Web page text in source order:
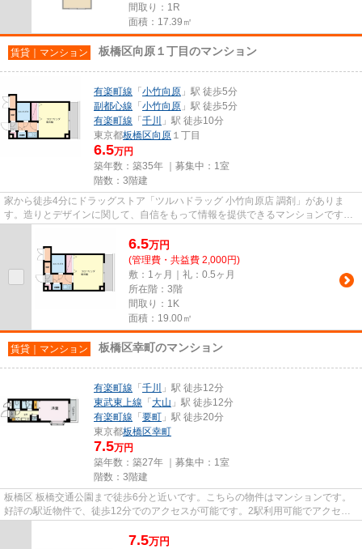
間取り：1R
面積：17.39㎡
賃貸｜マンション 板橋区向原１丁目のマンション
有楽町線 「 小竹向原 」駅 徒歩5分
副都心線 「 小竹向原 」駅 徒歩5分
有楽町線 「 千川
」駅 徒歩10分
東京都板橋区向原 １丁目
6.5万円
築年数：築35年 ｜募集中： 1室
階数：3階建
家から徒歩4分にドラッグストア「ツルハドラッグ 小竹向原店 調剤」がありま
す。造りとデザインに関して、自信をもって情報を提供できるマンションです。
6.5万円
(管理費・共益費 2,000円)
敷：1ヶ月｜礼：0.5ヶ月
所在階：3階
間取り：1K
面積：19.00㎡
賃貸｜マンション 板橋区幸町のマンション
有楽町線 「 千川
」駅 徒歩12分
東武東上線 「 大山 」駅 徒歩12分
有楽町線 「 要町 」駅 徒歩20分
東京都板橋区幸町
7.5万円
築年数：築27年 ｜募集中： 1室
階数：3階建
板橋区 板橋交通公園まで徒歩6分と近いです。こちらの物件はマンションです。
好評の駅近物件で、徒歩12分でのアクセスが可能です。2駅利用可能でアクセス
7.5万円